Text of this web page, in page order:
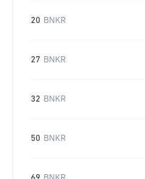
20 BNKR
27 BNKR
32 BNKR
50 BNKR